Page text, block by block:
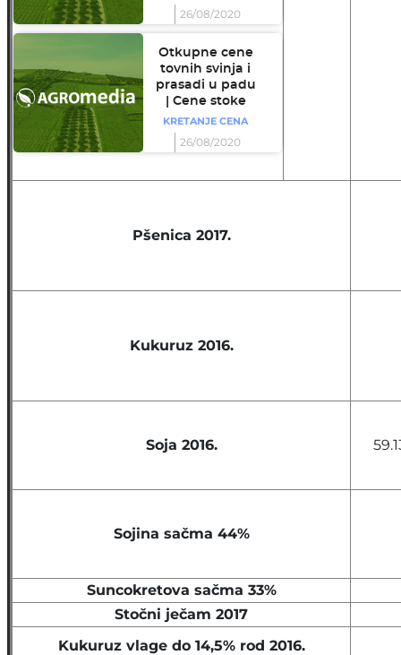
26/08/2020
Otkupne cene
tovnih svinja i
prasadi u padu
| Cene stoke
KRETANJE CENA
26/08/2020
Pšenica 2017.
Kukuruz 2016.
Soja 2016.
Sojina sačma 44%
Suncokretova sačma 33%
Stočni ječam 2017
Kukuruz vlage do 14,5% rod 2016.